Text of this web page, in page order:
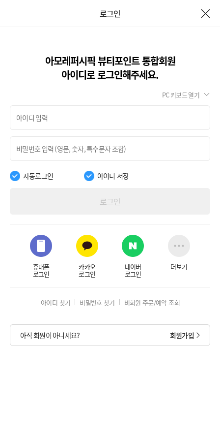
로그인
아모레퍼시픽 뷰티포인트 통합회원
아이디로 로그인해주세요.
PC 키보드 열기
자동로그인 아이디 저장
로그인
휴대폰
로그인
카카오
로그인
네이버
로그인
더보기
아이디 찾기 비밀번호 찾기 비회원 주문/예약 조회
아직 회원이 아니세요? 회원가입